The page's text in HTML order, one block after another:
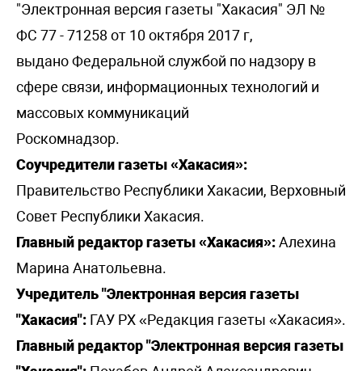
"Электронная версия газеты "Хакасия" ЭЛ №
ФС 77 - 71258 от 10 октября 2017 г,
выдано Федеральной службой по надзору в
сфере связи, информационных технологий и
массовых коммуникаций
Роскомнадзор.
Соучредители газеты «Хакасия»:
Правительство Республики Хакасии, Верховный
Совет Республики Хакасия.
Главный редактор газеты «Хакасия»:Алехина
Марина Анатольевна.
Учредитель "Электронная версия газеты
"Хакасия": ГАУ РХ «Редакция газеты «Хакасия».
Главный редактор "Электронная версия газеты